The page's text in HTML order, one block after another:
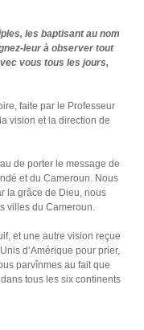
les baptisant au nom
leur à observer tout
vous tous les jours,
faite par le Professeur
vision et la direction de
de porter le message de
et du Cameroun. Nous
la grâce de Dieu, nous
villes du Cameroun.
et une autre vision reçue
d’Amérique pour prier,
parvînmes au fait que
tous les six continents